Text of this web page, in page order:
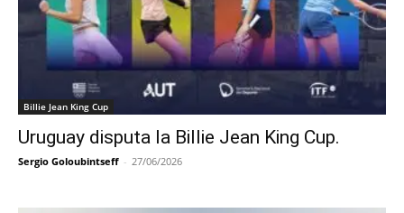
Billie Jean King Cup
Uruguay disputa la Billie Jean King Cup.
Sergio Goloubintseff - 27/06/2026